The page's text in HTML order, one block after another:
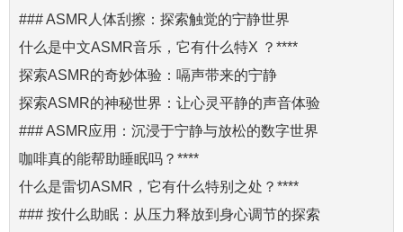
### ASMR人体刮擦：探索触觉的宁静世界
什么是中文ASMR音乐，它有什么特X ？****
探索ASMR的奇妙体验：嗝声带来的宁静
探索ASMR的神秘世界：让心灵平静的声音体验
### ASMR应用：沉浸于宁静与放松的数字世界
咖啡真的能帮助睡眠吗？****
什么是雷切ASMR，它有什么特别之处？****
### 按什么助眠：从压力释放到身心调节的探索